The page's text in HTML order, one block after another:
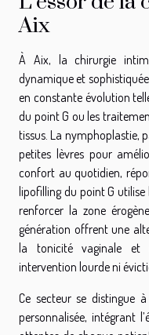
Aix
À Aix, la chirurgie
dynamique et
en constante évolution
du point G ou les
tissus. La nymphoplastie,
petites lèvres pour
confort au quotidien,
lipofilling du point G
renforcer la zone
génération offrent une
la tonicité vaginale et
intervention lourde ni
Ce secteur se distingue
personnalisée, intégrant